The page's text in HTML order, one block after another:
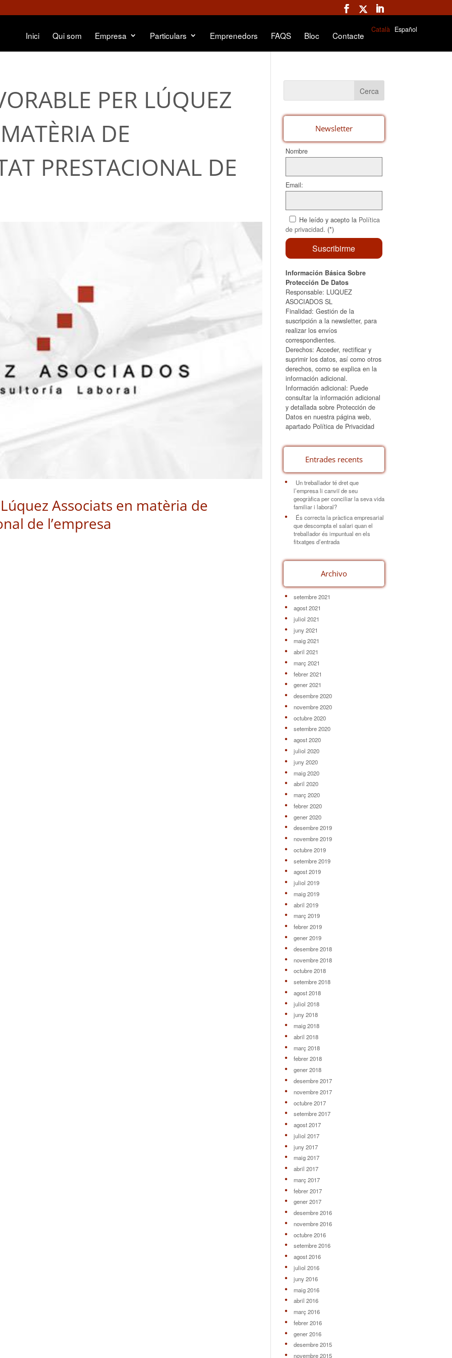
Inici Qui som Empresa Particulars Emprenedors FAQS Bloc Contacte
Català Español
PER LÚQUEZ
DE
PRESTACIONAL DE
Associats en matèria de
de l’empresa
Newsletter
Nombre
Email:
He leído y acepto la Política
de privacidad. (*)
Información Básica Sobre
Protección De Datos
Responsable: LUQUEZ
ASOCIADOS SL
Finalidad: Gestión de la
suscripción a la newsletter, para
realizar los envíos
correspondientes.
Derechos: Acceder, rectificar y
suprimir los datos, así como otros
derechos, como se explica en la
información adicional.
Información adicional: Puede
consultar la información adicional
y detallada sobre Protección de
Datos en nuestra página web,
apartado Política de Privacidad
Entrades recents
Un treballador té dret que
l’empresa li canviï de seu
geogràfica per conciliar la seva vida
familiar i laboral?
És correcta la pràctica empresarial
que descompta el salari quan el
treballador és impuntual en els
fitxatges d’entrada
Archivo
setembre 2021
agost 2021
juliol 2021
juny 2021
maig 2021
abril 2021
març 2021
febrer 2021
gener 2021
desembre 2020
novembre 2020
octubre 2020
setembre 2020
agost 2020
juliol 2020
juny 2020
maig 2020
abril 2020
març 2020
febrer 2020
gener 2020
desembre 2019
novembre 2019
octubre 2019
setembre 2019
agost 2019
juliol 2019
maig 2019
abril 2019
març 2019
febrer 2019
gener 2019
desembre 2018
novembre 2018
octubre 2018
setembre 2018
agost 2018
juliol 2018
juny 2018
maig 2018
abril 2018
març 2018
febrer 2018
gener 2018
desembre 2017
novembre 2017
octubre 2017
setembre 2017
agost 2017
juliol 2017
juny 2017
maig 2017
abril 2017
març 2017
febrer 2017
gener 2017
desembre 2016
novembre 2016
octubre 2016
setembre 2016
agost 2016
juliol 2016
juny 2016
maig 2016
abril 2016
març 2016
febrer 2016
gener 2016
desembre 2015
novembre 2015